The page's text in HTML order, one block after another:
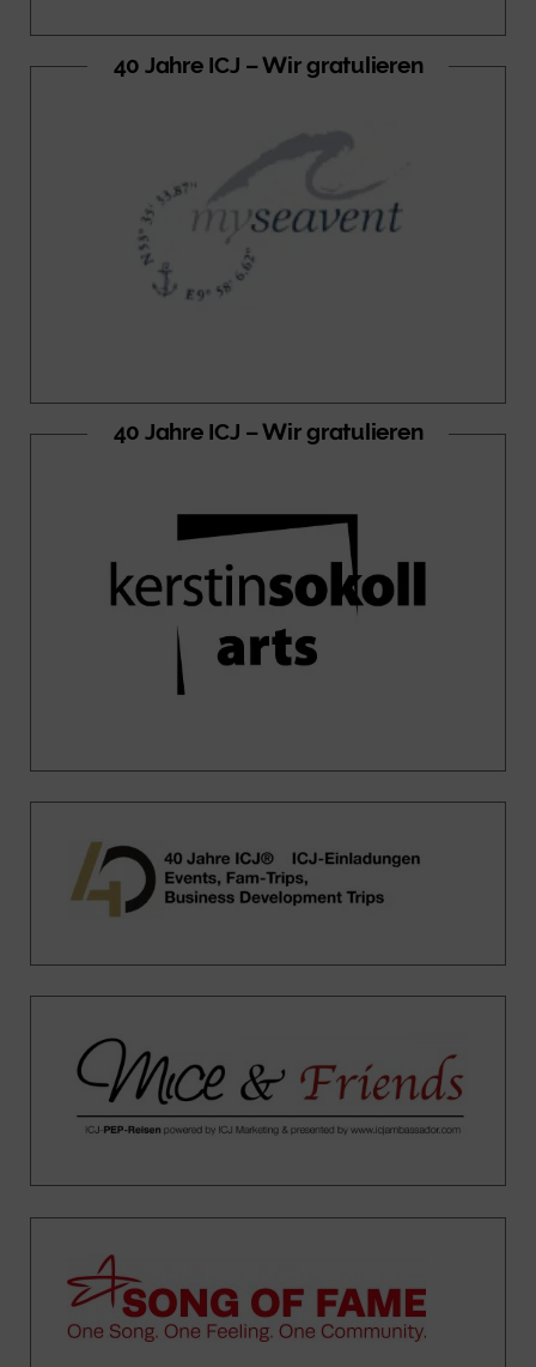
40 Jahre ICJ – Wir gratulieren
40 Jahre ICJ – Wir gratulieren